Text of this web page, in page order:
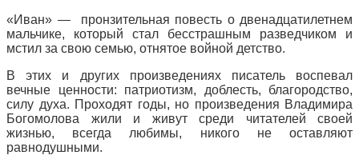
«Иван» — пронзительная повесть о двенадцатилетнем
мальчике, который стал бесстрашным разведчиком и
мстил за свою семью, отнятое войной детство.
В этих и других произведениях писатель воспевал
вечные ценности: патриотизм, доблесть, благородство,
силу духа. Проходят годы, но произведения Владимира
Богомолова жили и живут среди читателей своей
жизнью, всегда любимы, никого не оставляют
равнодушными.